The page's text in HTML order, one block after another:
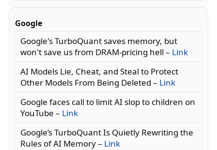
Google
Google's TurboQuant saves memory, but
won't save us from DRAM-pricing hell – Link
AI Models Lie, Cheat, and Steal to Protect
Other Models From Being Deleted – Link
Google faces call to limit AI slop to children on
YouTube – Link
Google’s TurboQuant Is Quietly Rewriting the
Rules of AI Memory – Link